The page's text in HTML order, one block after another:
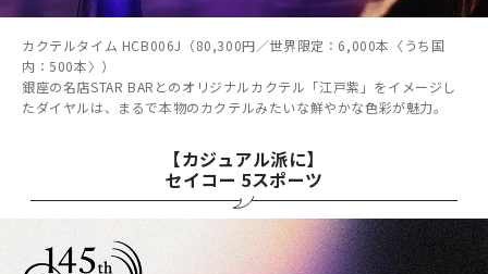
カクテルタイム HCB006J（80,300円／世界限定：6,000本〈うち国
内：500本〉）
銀座の名店STAR BARとのオリジナルカクテル「江戸紫」をイメージし
たダイヤルは、まるで本物のカクテルみたいな鮮やかな色彩が魅力。
【カジュアル派に】
セイコー 5スポーツ